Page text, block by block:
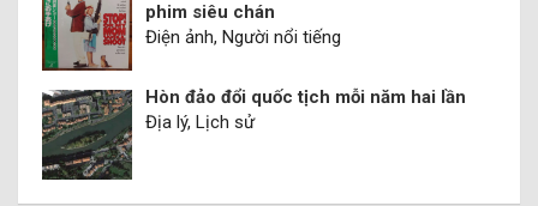
phim siêu chán
Điện ảnh, Người nổi tiếng
Hòn đảo đổi quốc tịch mỗi năm hai lần
Địa lý, Lịch sử